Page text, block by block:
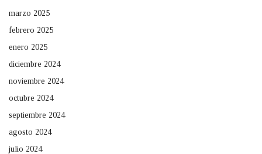
marzo 2025
febrero 2025
enero 2025
diciembre 2024
noviembre 2024
octubre 2024
septiembre 2024
agosto 2024
julio 2024